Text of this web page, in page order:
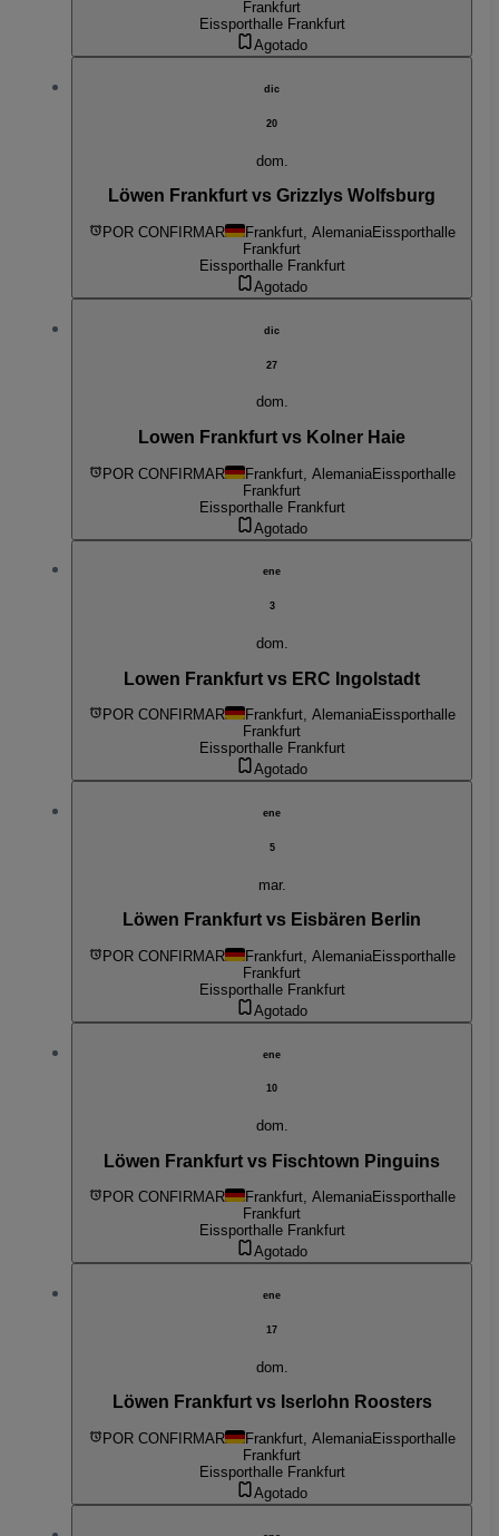
Frankfurt
Eissporthalle Frankfurt
Agotado
dic
20
dom.
Löwen Frankfurt vs Grizzlys Wolfsburg
POR CONFIRMAR Frankfurt, AlemaniaEissporthalle
Frankfurt
Eissporthalle Frankfurt
Agotado
dic
27
dom.
Lowen Frankfurt vs Kolner Haie
POR CONFIRMAR Frankfurt, AlemaniaEissporthalle
Frankfurt
Eissporthalle Frankfurt
Agotado
ene
3
dom.
Lowen Frankfurt vs ERC Ingolstadt
POR CONFIRMAR Frankfurt, AlemaniaEissporthalle
Frankfurt
Eissporthalle Frankfurt
Agotado
ene
5
mar.
Löwen Frankfurt vs Eisbären Berlin
POR CONFIRMAR Frankfurt, AlemaniaEissporthalle
Frankfurt
Eissporthalle Frankfurt
Agotado
ene
10
dom.
Löwen Frankfurt vs Fischtown Pinguins
POR CONFIRMAR Frankfurt, AlemaniaEissporthalle
Frankfurt
Eissporthalle Frankfurt
Agotado
ene
17
dom.
Löwen Frankfurt vs Iserlohn Roosters
POR CONFIRMAR Frankfurt, AlemaniaEissporthalle
Frankfurt
Eissporthalle Frankfurt
Agotado